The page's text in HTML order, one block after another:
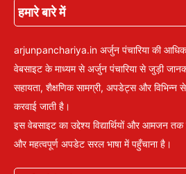
हमारे बारे में
arjunpanchariya.in अर्जुन पंचारिया की
वेबसाइट के माध्यम से अर्जुन पंचारिया से जुड़ी
सहायता, शैक्षणिक सामग्री, अपडेट्स और विभिन्न
करवाई जाती है।
इस वेबसाइट का उद्देश्य विद्यार्थियों और आमजन तक
और महत्वपूर्ण अपडेट सरल भाषा में पहुँचाना है।